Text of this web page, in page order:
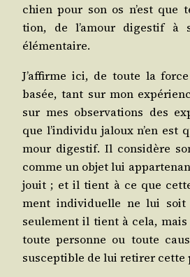
chien pour son os n’est que
tion, de l’a­mour diges­tif à
élémentaire.
J’af­firme ici, de toute la
basée, tant sur mon
sur mes obser­va­tions des
que l’in­di­vi­du jaloux n’en est
mour diges­tif. Il consi­dère
comme un objet lui
jouit ; et il tient à ce que
ment indi­vi­duelle ne lui soit
seule­ment il tient à cela,
toute per­sonne ou toute
sus­cep­tible de lui reti­rer cette